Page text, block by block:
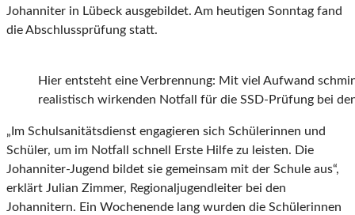
Johanniter in Lübeck ausgebildet. Am heutigen Sonntag fand
die Abschlussprüfung statt.
Hier entsteht eine Verbrennung: Mit viel Aufwand
realistisch wirkenden Notfall für die SSD-Prüfung bei
„Im Schulsanitätsdienst engagieren sich Schülerinnen und
Schüler, um im Notfall schnell Erste Hilfe zu leisten. Die
Johanniter-Jugend bildet sie gemeinsam mit der Schule aus“,
erklärt Julian Zimmer, Regionaljugendleiter bei den
Johannitern. Ein Wochenende lang wurden die Schülerinnen